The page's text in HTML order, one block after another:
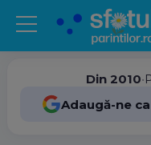
Din 2010•
Adaugă-ne